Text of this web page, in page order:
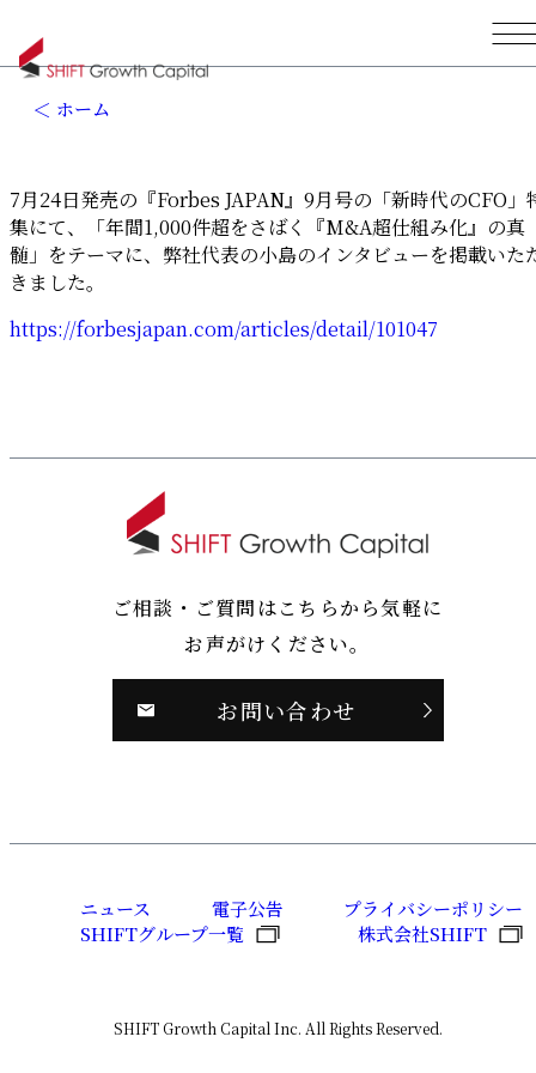
ホーム
7月24日発売の『Forbes JAPAN』9月号の「新時代のCFO」
集にて、「年間1,000件超をさばく『M&A超仕組み化』の真
髄」をテーマに、弊社代表の小島のインタビューを掲載いた
きました。
https://forbesjapan.com/articles/detail/101047
ご相談・ご質問はこちらから気軽に
お声がけください。
お問い合わせ
SHIFT Growth Capital Inc. All Rights Reserved.
ニュース 電子公告
プライバシーポリシー
SHIFTグループ一覧
株式会社SHIFT